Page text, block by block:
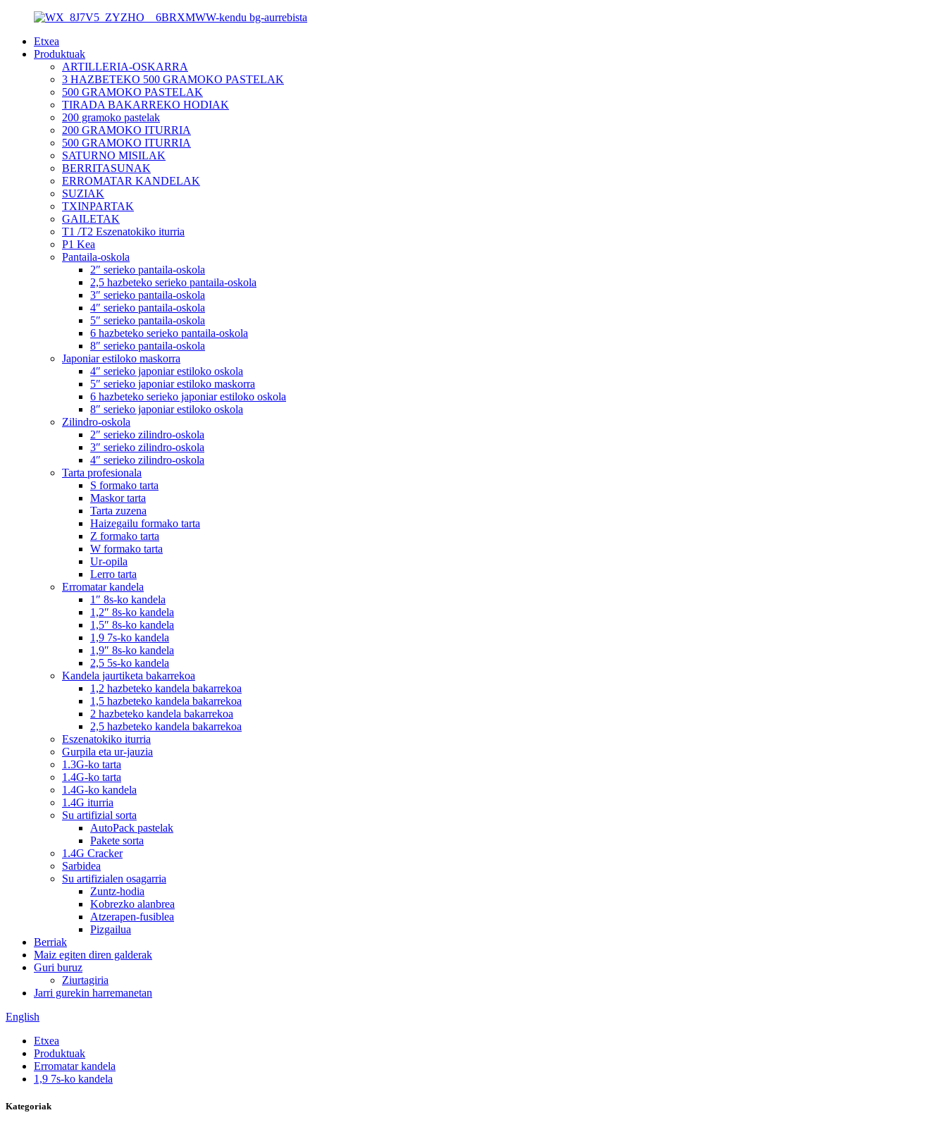
Etxea
Produktuak
ARTILLERIA-OSKARRA
3 HAZBETEKO 500 GRAMOKO PASTELAK
500 GRAMOKO PASTELAK
TIRADA BAKARREKO HODIAK
200 gramoko pastelak
200 GRAMOKO ITURRIA
500 GRAMOKO ITURRIA
SATURNO MISILAK
BERRITASUNAK
ERROMATAR KANDELAK
SUZIAK
TXINPARTAK
GAILETAK
T1 /T2 Eszenatokiko iturria
P1 Kea
Pantaila-oskola
2″ serieko pantaila-oskola
2,5 hazbeteko serieko pantaila-oskola
3″ serieko pantaila-oskola
4″ serieko pantaila-oskola
5″ serieko pantaila-oskola
6 hazbeteko serieko pantaila-oskola
8″ serieko pantaila-oskola
Japoniar estiloko maskorra
4″ serieko japoniar estiloko oskola
5″ serieko japoniar estiloko maskorra
6 hazbeteko serieko japoniar estiloko oskola
8″ serieko japoniar estiloko oskola
Zilindro-oskola
2″ serieko zilindro-oskola
3″ serieko zilindro-oskola
4″ serieko zilindro-oskola
Tarta profesionala
S formako tarta
Maskor tarta
Tarta zuzena
Haizegailu formako tarta
Z formako tarta
W formako tarta
Ur-opila
Lerro tarta
Erromatar kandela
1″ 8s-ko kandela
1,2″ 8s-ko kandela
1,5″ 8s-ko kandela
1,9 7s-ko kandela
1,9″ 8s-ko kandela
2,5 5s-ko kandela
Kandela jaurtiketa bakarrekoa
1,2 hazbeteko kandela bakarrekoa
1,5 hazbeteko kandela bakarrekoa
2 hazbeteko kandela bakarrekoa
2,5 hazbeteko kandela bakarrekoa
Eszenatokiko iturria
Gurpila eta ur-jauzia
1.3G-ko tarta
1.4G-ko tarta
1.4G-ko kandela
1.4G iturria
Su artifizial sorta
AutoPack pastelak
Pakete sorta
1.4G Cracker
Sarbidea
Su artifizialen osagarria
Zuntz-hodia
Kobrezko alanbrea
Atzerapen-fusiblea
Pizgailua
Berriak
Maiz egiten diren galderak
Guri buruz
Ziurtagiria
Jarri gurekin harremanetan
English
Etxea
Produktuak
Erromatar kandela
1,9 7s-ko kandela
Kategoriak